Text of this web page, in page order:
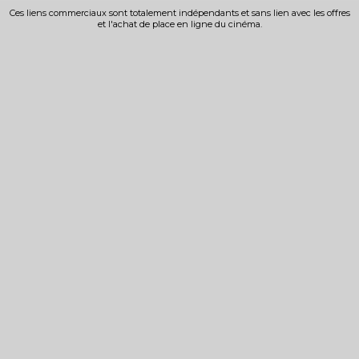
Ces liens commerciaux sont totalement indépendants et sans lien avec les offres
et l'achat de place en ligne du cinéma.